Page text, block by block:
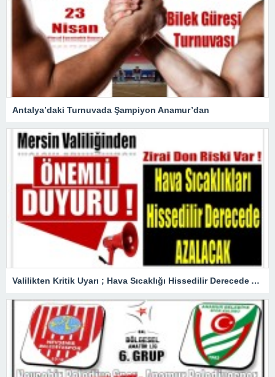
Antalya’daki Turnuvada Şampiyon Anamur’dan
Valilikten Kritik Uyarı ; Hava Sıcaklığı Hissedilir Derecede Azalacak!